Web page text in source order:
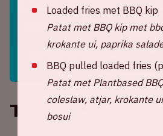
Tickets
Loaded fries met BBQ kip
Patat met BBQ kip met
krokante ui, paprika
BBQ pulled loaded fries
Patat met Plantbased
coleslaw, atjar, krokante
bosui